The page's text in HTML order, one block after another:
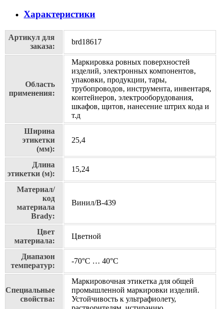
Характеристики
Артикул для
заказа:
brd18617
Область
применения:
Маркировка ровных поверхностей
изделий, электронных компонентов,
упаковки, продукции, тары,
трубопроводов, инструмента, инвентаря,
контейнеров, электрооборудования,
шкафов, щитов, нанесение штрих кода и
т.д
Ширина
этикетки
(мм):
25,4
Длина
этикетки (м):
15,24
Материал/
код
материала
Brady:
Винил/В-439
Цвет
материала:
Цветной
Диапазон
температур:
-70°C … 40°C
Специальные
свойства:
Маркировочная этикетка для общей
промышленной маркировки изделий.
Устойчивость к ультрафиолету,